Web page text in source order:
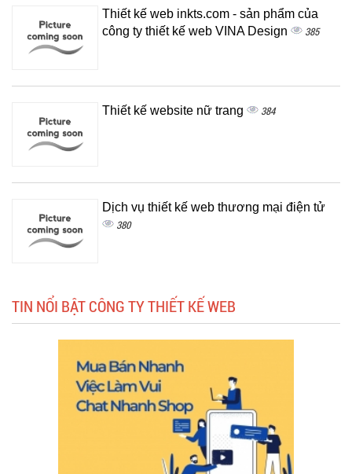
Thiết kế web inkts.com - sản phẩm của
công ty thiết kế web VINA Design
385
Thiết kế website nữ trang 384
Dịch vụ thiết kế web thương mại điện tử
380
TIN NỔI BẬT CÔNG TY THIẾT KẾ WEB